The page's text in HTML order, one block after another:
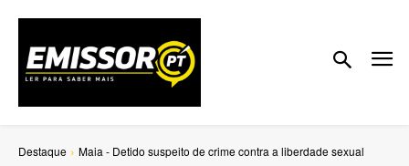
Destaque Maia - Detido suspeito de crime contra a liberdade sexual